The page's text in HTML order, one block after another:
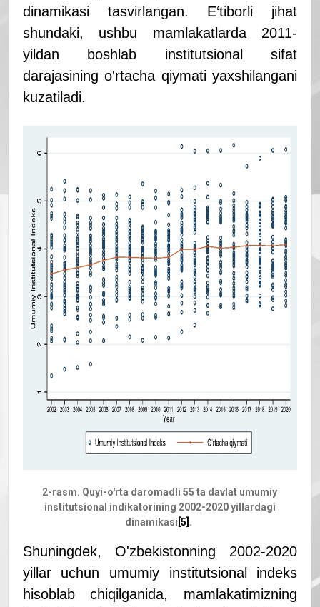
dinamikasi tasvirlangan. E‘tiborli jihat
shundaki, ushbu mamlakatlarda 2011-
yildan boshlab institutsional sifat
darajasining o'rtacha qiymati yaxshilangani
kuzatiladi.
2-rasm. Quyi-o'rta daromadli 55 ta davlat umumiy
institutsional indikatorining 2002-2020 yillardagi
dinamikasi [5] .
Shuningdek, O'zbekistonning 2002-2020
yillar uchun umumiy institutsional indeks
hisoblab chiqilganida, mamlakatimizning